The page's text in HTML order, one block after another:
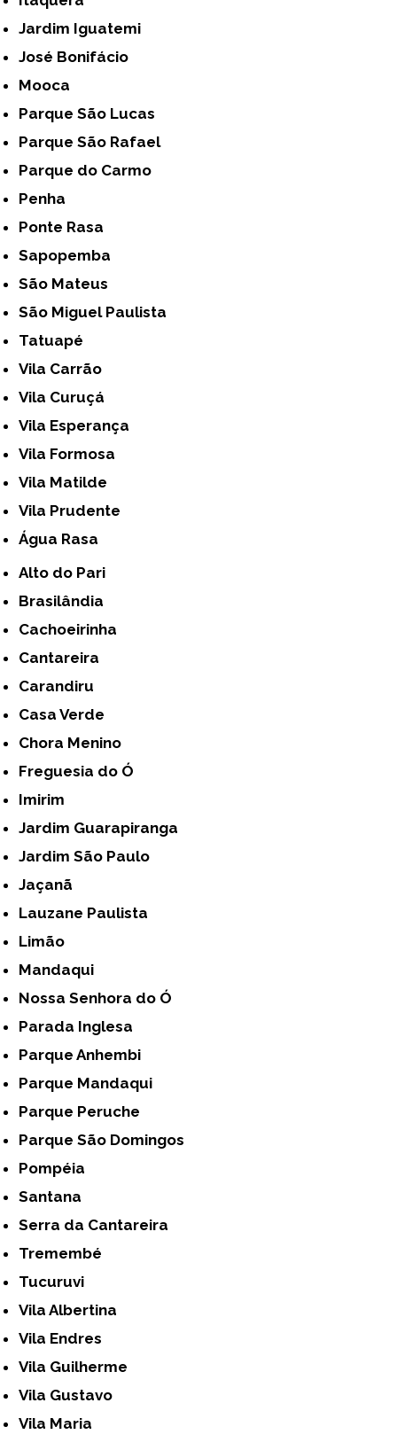
Jardim Iguatemi
José Bonifácio
Mooca
Parque São Lucas
Parque São Rafael
Parque do Carmo
Penha
Ponte Rasa
Sapopemba
São Mateus
São Miguel Paulista
Tatuapé
Vila Carrão
Vila Curuçá
Vila Esperança
Vila Formosa
Vila Matilde
Vila Prudente
Água Rasa
Alto do Pari
Brasilândia
Cachoeirinha
Cantareira
Carandiru
Casa Verde
Chora Menino
Freguesia do Ó
Imirim
Jardim Guarapiranga
Jardim São Paulo
Jaçanã
Lauzane Paulista
Limão
Mandaqui
Nossa Senhora do Ó
Parada Inglesa
Parque Anhembi
Parque Mandaqui
Parque Peruche
Parque São Domingos
Pompéia
Santana
Serra da Cantareira
Tremembé
Tucuruvi
Vila Albertina
Vila Endres
Vila Guilherme
Vila Gustavo
Vila Maria